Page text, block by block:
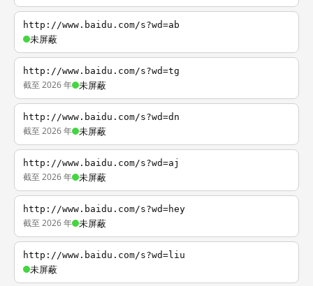
http://www.baidu.com/s?wd=ab
未屏蔽
http://www.baidu.com/s?wd=tg
截至 2026 年 未屏蔽
http://www.baidu.com/s?wd=dn
截至 2026 年 未屏蔽
http://www.baidu.com/s?wd=aj
截至 2026 年 未屏蔽
http://www.baidu.com/s?wd=hey
截至 2026 年 未屏蔽
http://www.baidu.com/s?wd=liu
未屏蔽